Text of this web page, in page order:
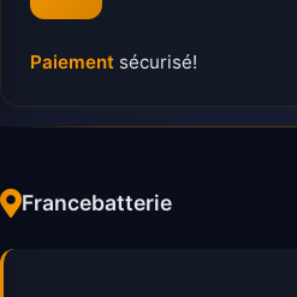
Paiement sécurisé!
Francebatterie